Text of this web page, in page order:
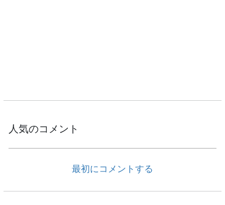
人気のコメント
最初にコメントする